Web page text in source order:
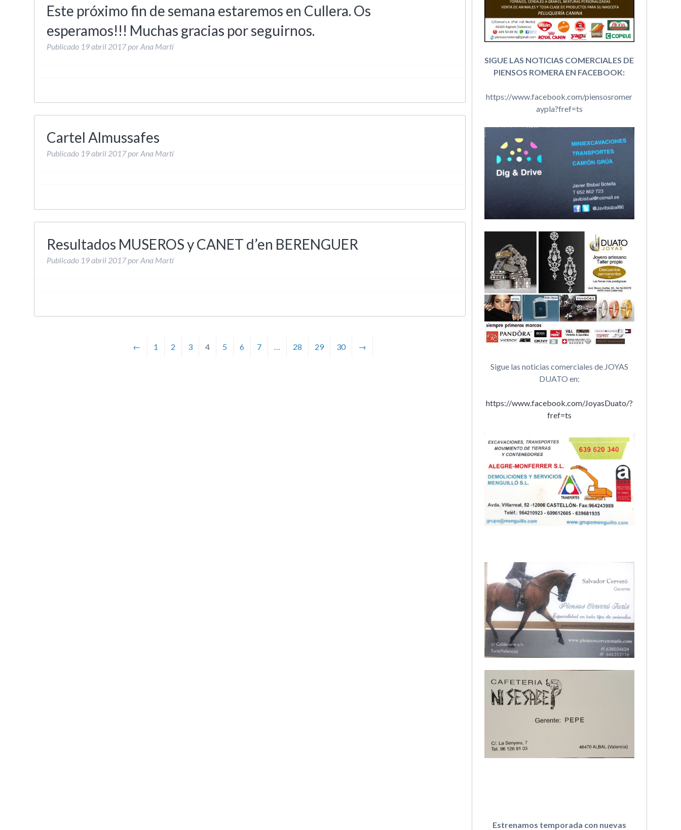
Este próximo fin de semana estaremos en Cullera. Os
esperamos!!! Muchas gracias por seguirnos.
Publicado 19 abril 2017porAna Martí
Cartel Almussafes
Publicado 19 abril 2017porAna Martí
Resultados MUSEROS y CANET d’en BERENGUER
Publicado 19 abril 2017porAna Martí
← 1 2 3 4 5 6 7 … 28 29 30 →
SIGUE LAS NOTICIAS COMERCIALES DE
PIENSOS ROMERA EN FACEBOOK:
https://www.facebook.com/piensosromer
aypla?fref=ts
Sigue las noticias comerciales de JOYAS
DUATO en:
https://www.facebook.com/JoyasDuato/?
fref=ts
Estrenamos temporada con nuevas